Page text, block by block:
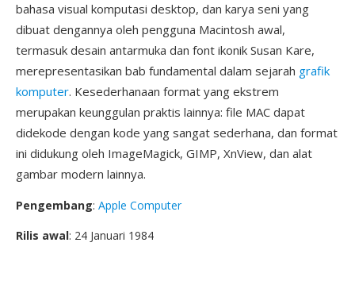
bahasa visual komputasi desktop, dan karya seni yang
dibuat dengannya oleh pengguna Macintosh awal,
termasuk desain antarmuka dan font ikonik Susan Kare,
merepresentasikan bab fundamental dalam sejarah grafik
komputer. Kesederhanaan format yang ekstrem
merupakan keunggulan praktis lainnya: file MAC dapat
didekode dengan kode yang sangat sederhana, dan format
ini didukung oleh ImageMagick, GIMP, XnView, dan alat
gambar modern lainnya.
Pengembang: Apple Computer
Rilis awal: 24 Januari 1984